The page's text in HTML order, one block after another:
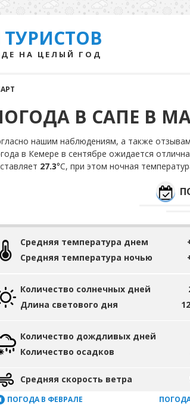
НА ЦЕЛЫЙ ГОД
В САПЕ В
нашим наблюдениям, а также
в Кемере в сентябре ожидается
27.3°С, при этом ночная
Средняя температура днем
Средняя температура ночью
Количество солнечных дней
Длина светового дня
12
Количество дождливых дней
Количество осадков
Средняя скорость ветра
ПОГОДА В ФЕВРАЛЕ